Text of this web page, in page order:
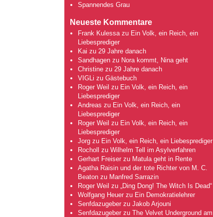
Spannendes Grau
Neueste Kommentare
Frank Kulessazu Ein Volk, ein Reich, ein
Liebesprediger
Kai zu 29 Jahre danach
Sandhagenzu Nora kommt, Nina geht
Christinezu 29 Jahre danach
VIGLi zu Gästebuch
Roger Weil zu Ein Volk, ein Reich, ein
Liebesprediger
Andreas zu Ein Volk, ein Reich, ein
Liebesprediger
Roger Weil zu Ein Volk, ein Reich, ein
Liebesprediger
Jorgzu Ein Volk, ein Reich, ein Liebesprediger
Rocholl zu Wilhelm Tell im Asylverfahren
Gerhart Freiserzu Matula geht in Rente
Agatha Raisin und der tote Richter von M. C.
Beatonzu Manfred Sarrazin
Roger Weil zu „Ding Dong! The Witch Is Dead“
Wolfgang Heuerzu Ein Demokratielehrer
Senfdazugeberzu Jakob Arjouni
Senfdazugeberzu The Velvet Underground am